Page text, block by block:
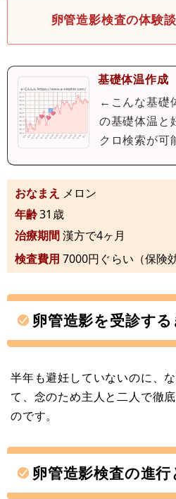
卵管造影検査の体験
基礎体温作成
←こんな基礎
の基礎体温と
クロ検索が可
おなまえ メロン
年齢31歳
治療期間漢方で4ヶ月
検査費用 7000円ぐらい（保険
卵管造影を受診す
半年も避妊していないのに、
て、念のため主人と二人で徹
のです。
卵管造影検査の進行